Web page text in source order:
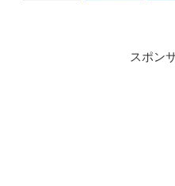
スポン